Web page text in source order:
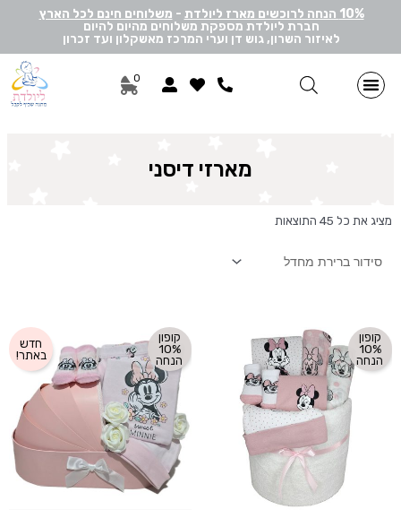
10% הנחה לרוכשים מארז ליולדת - משלוחים חינם לכל הארץ
חברת ליולדת מספקת משלוחים מהיום להיום
לאיזור השרון, גוש דן וערי המרכז מאשקלון ועד זכרון
0
מארזי דיסני
מציג את כל 45 התוצאות
קופון
10%
הנחה
קופון
10%
הנחה
חדש
באתר!